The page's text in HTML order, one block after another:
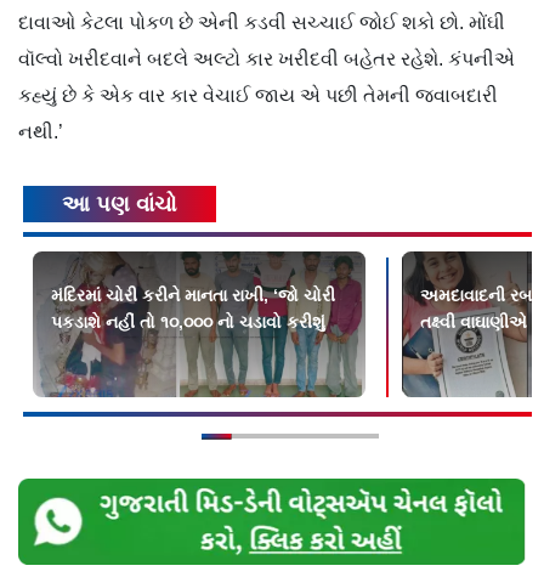
દાવાઓ કેટલા પોકળ છે એની કડવી સચ્ચાઈ જોઈ શકો છો. મોંઘી
વૉલ્વો ખરીદવાને બદલે અલ્ટો કાર ખરીદવી બહેતર રહેશે. કંપનીએ
કહ્યું છે કે એક વાર કાર વેચાઈ જાય એ પછી તેમની જવાબદારી
નથી.’
આ પણ વાંચો
મંદિરમાં ચોરી કરીને માનતા રાખી, ‘જો ચોરી
પકડાશે નહીં તો ૧૦,૦૦૦ નો ચડાવો કરીશું
અમદાવાદની રબર
તક્ષ્વી વાઘાણીએ